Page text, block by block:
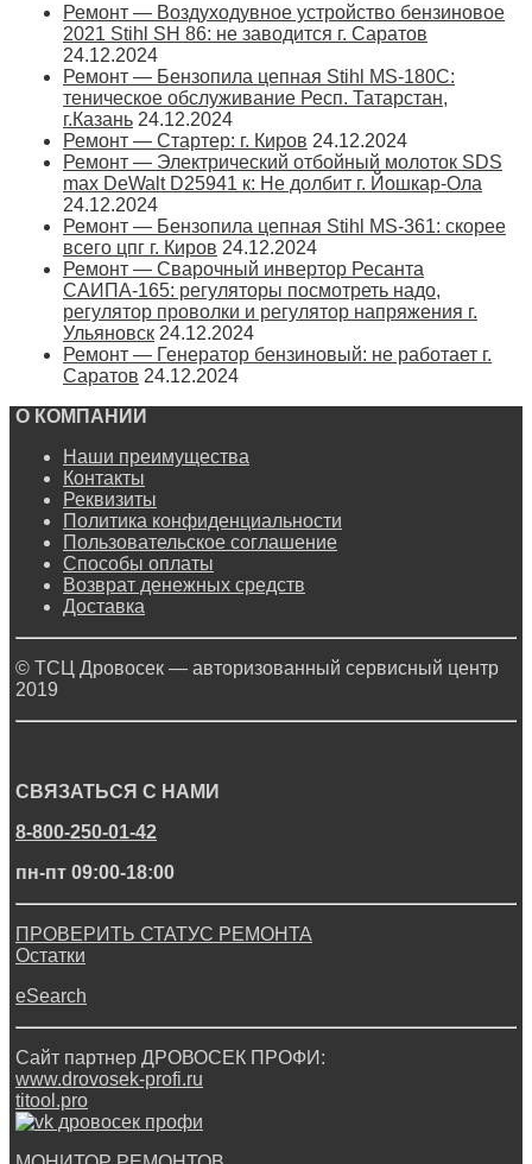
Ремонт — Воздуходувное устройство бензиновое
2021 Stihl SH 86: не заводится г. Саратов
24.12.2024
Ремонт — Бензопила цепная Stihl MS-180С:
теническое обслуживание Респ. Татарстан,
г.Казань 24.12.2024
Ремонт — Стартер: г. Киров 24.12.2024
Ремонт — Электрический отбойный молоток SDS
max DeWalt D25941 к: Не долбит г. Йошкар-Ола
24.12.2024
Ремонт — Бензопила цепная Stihl MS-361: скорее
всего цпг г. Киров 24.12.2024
Ремонт — Сварочный инвертор Ресанта
САИПА-165: регуляторы посмотреть надо,
регулятор проволки и регулятор напряжения г.
Ульяновск 24.12.2024
Ремонт — Генератор бензиновый: не работает г.
Саратов 24.12.2024
О КОМПАНИИ
Наши преимущества
Контакты
Реквизиты
Политика конфиденциальности
Пользовательское соглашение
Способы оплаты
Возврат денежных средств
Доставка
© ТСЦ Дровосек — авторизованный сервисный центр
2019
СВЯЗАТЬСЯ С НАМИ
8-800-250-01-42
пн-пт 09:00-18:00
ПРОВЕРИТЬ СТАТУС РЕМОНТА
Остатки
eSearch
Сайт партнер ДРОВОСЕК ПРОФИ:
www.drovosek-profi.ru
titool.pro